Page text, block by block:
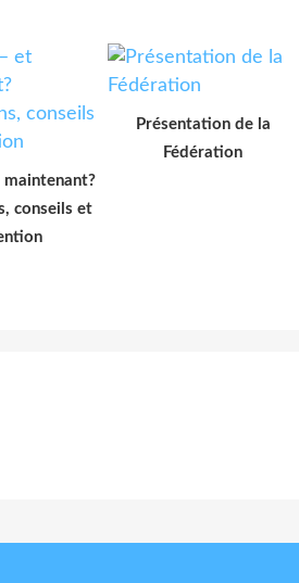
maintenant?
conseils et
Présentation de la
Fédération